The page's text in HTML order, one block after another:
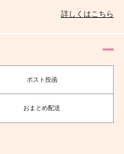
詳しくはこちら
ポスト投函
おまとめ配送